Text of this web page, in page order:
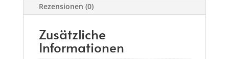
Rezensionen (0)
Zusätzliche
Informationen